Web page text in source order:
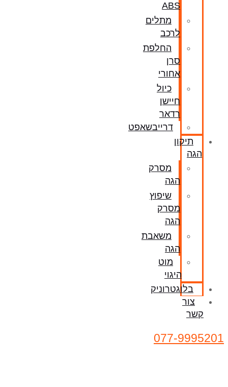
ABS
מתלים
לרכב
החלפת
סרן
אחורי
כיול
חיישן
רדאר
דרייבשאפט
תיקון
הגה
מסרק
הגה
שיפוץ
מסרק
הגה
משאבת
הגה
מוט
היגוי
בלוגטרוניק
צור
קשר
077-9995201